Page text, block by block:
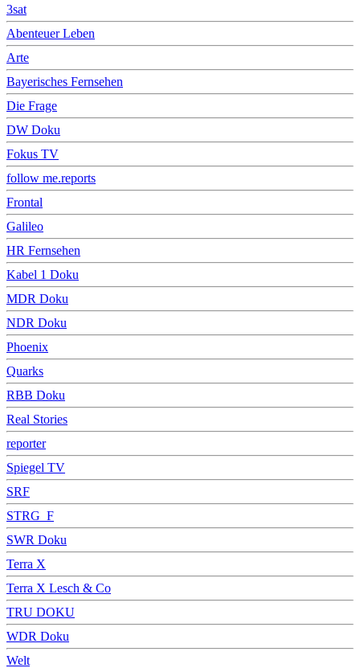
3sat
Abenteuer Leben
Arte
Bayerisches Fernsehen
Die Frage
DW Doku
Fokus TV
follow me.reports
Frontal
Galileo
HR Fernsehen
Kabel 1 Doku
MDR Doku
NDR Doku
Phoenix
Quarks
RBB Doku
Real Stories
reporter
Spiegel TV
SRF
STRG_F
SWR Doku
Terra X
Terra X Lesch & Co
TRU DOKU
WDR Doku
Welt